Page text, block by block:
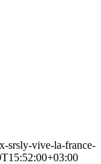
srsly-vive-la-france-